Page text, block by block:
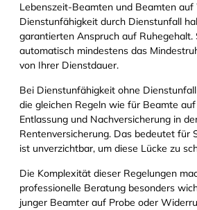
Lebenszeit-Beamten und Beamten
Dienstunfähigkeit durch Dienstunfall
garantierten Anspruch auf Ruhegehalt.
automatisch mindestens das
von Ihrer Dienstdauer.
Bei Dienstunfähigkeit ohne
die gleichen Regeln wie für Beamte
Entlassung und Nachversicherung in
Rentenversicherung. Das bedeutet für
ist unverzichtbar, um diese Lücke zu
Die Komplexität dieser Regelungen
professionelle Beratung besonders
junger Beamter auf Probe oder